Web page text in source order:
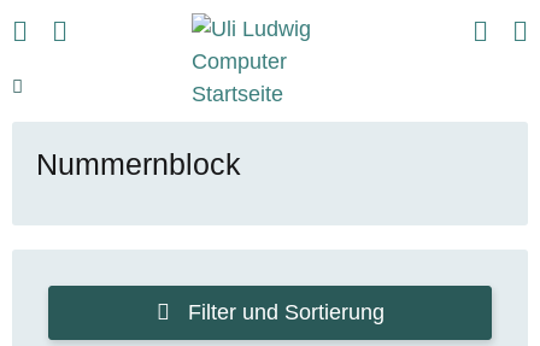
Nummernblock
Filter und Sortierung